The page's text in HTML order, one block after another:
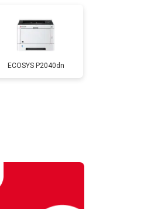
Заказать
ECOSYS P2040dn